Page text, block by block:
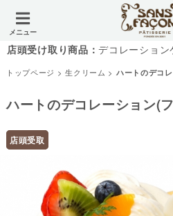
メニュー
店頭受け取り商品：デコレーション
トップページ >生クリーム > ハートのデコ
ハートのデコレーション(
店頭受取